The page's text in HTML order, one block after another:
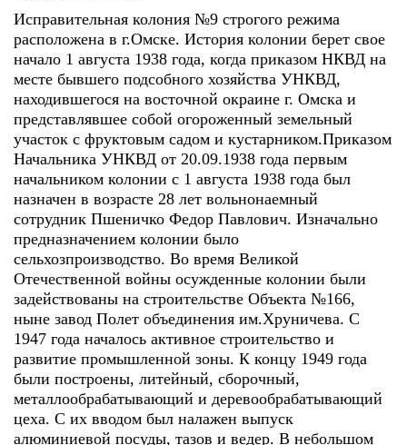
Исправительная колония №9 строгого режима
расположена в г.Омске. История колонии берет свое
начало 1 августа 1938 года, когда приказом НКВД на
месте бывшего подсобного хозяйства УНКВД,
находившегося на восточной окраине г. Омска и
представлявшее собой огороженный земельный
участок с фруктовым садом и кустарником.Приказом
Начальника УНКВД от 20.09.1938 года первым
начальником колонии с 1 августа 1938 года был
назначен в возрасте 28 лет вольнонаемный
сотрудник Пшеничко Федор Павлович. Изначально
предназначением колонии было
сельхозпроизводство. Во время Великой
Отечественной войны осужденные колонии были
задействованы на строительстве Объекта №166,
ныне завод Полет объединения им.Хруничева. С
1947 года началось активное строительство и
развитие промышленной зоны. К концу 1949 года
были построены, литейный, сборочный,
металлообрабатывающий и деревообрабатывающий
цеха. С их вводом был налажен выпуск
алюминиевой посуды, тазов и ведер. В небольшом